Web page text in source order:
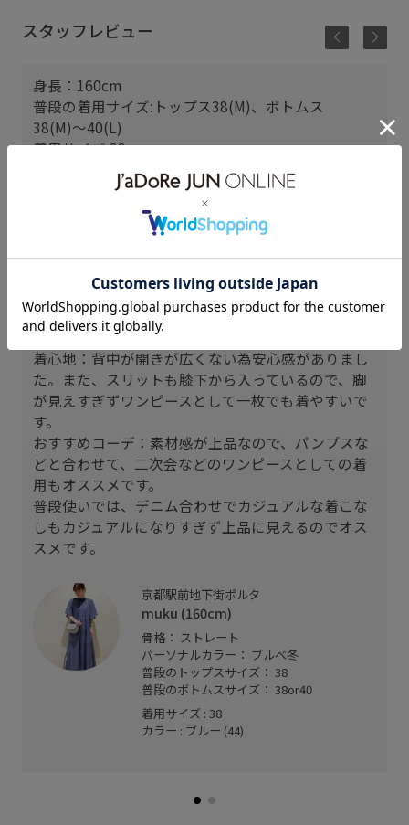
スタッフレビュー
身長：160cm
普段の着用サイズ:トップス38(M)、ボトムス
38(M)〜40(L)
着用サイズ:38
サイズ感：身幅がゆとりがあり身体のラインを拾わ
ないシルエットです。160cmで足首が出るぐらいの
着丈。袖は肘より少し上の長さでした。
素材感：ツヤ感のあるキレイめな素材感。落ち感の
ある柔らかい素材が上品な印象です。
透け感は身体にフィットしないのであまり見られま
せんが、ブルーのカラーでは光が当たった際に少し
気になったのでペチコートなどを合わせた方が安心
感があります。
着心地：背中が開きが広くない為安心感がありまし
た。また、スリットも膝下から入っているので、脚
が見えすぎずワンピースとして一枚でも着やすいで
す。
おすすめコーデ：素材感が上品なので、パンプスな
どと合わせて、二次会などのワンピースとしての着
用もオススメです。
普段使いでは、デニム合わせでカジュアルな着こな
しもカジュアルになりすぎず上品に見えるのでオス
スメです。
京都駅前地下街ポルタ
muku (160cm)
骨格： ストレート
パーソナルカラー： ブルべ冬
普段のトップスサイズ： 38
普段のボトムスサイズ： 38or40
着用サイズ : 38
カラー : ブルー (44)